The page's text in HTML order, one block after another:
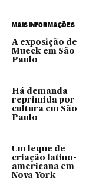
MAIS INFORMAÇÕES
A exposição de
Mueck em São
Paulo
Há demanda
reprimida por
cultura em São
Paulo
Um leque de
criação latino-
americana em
Nova York